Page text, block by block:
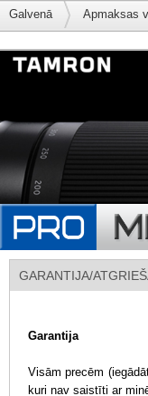
Galvenā Apmaksas
GARANTIJA/
Garantija
Visām precēm
kuri nav saistīti ar